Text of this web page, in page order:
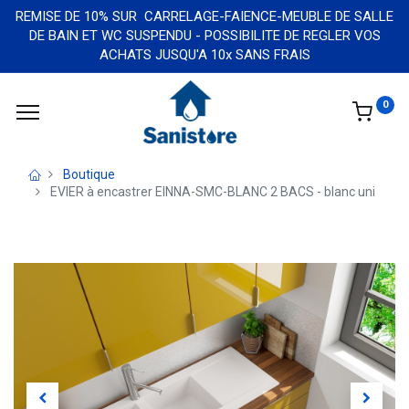
REMISE DE 10% SUR CARRELAGE-FAIENCE-MEUBLE DE SALLE
DE BAIN ET WC SUSPENDU - POSSIBILITE DE REGLER VOS
ACHATS JUSQU'A 10x SANS FRAIS
0
Boutique
EVIER à encastrer EINNA-SMC-BLANC 2 BACS - blanc uni